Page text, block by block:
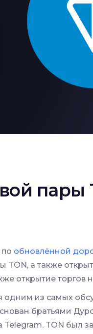
пары
обновлённой
TON, а также
открытие торгов
одним из самых
братьями
TON был